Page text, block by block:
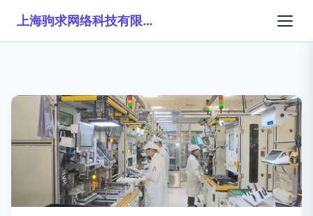
上海驹求网络科技有限公司